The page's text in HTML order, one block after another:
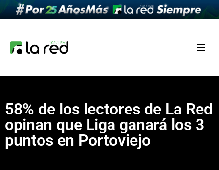
58% de los lectores de La Red
opinan que Liga ganará los 3
puntos en Portoviejo